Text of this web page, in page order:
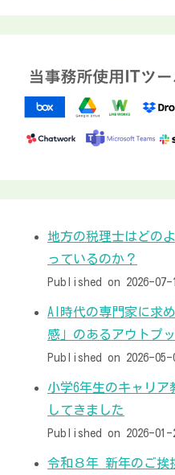
地方の税理士はどの
っているのか？
Published on 2026-07-
AI時代の専門家に求
感」のあるアウトプ
Published on 2026-05-
小学6年生のキャリア
してきました
Published on 2026-01-
令和８年 新年のご挨